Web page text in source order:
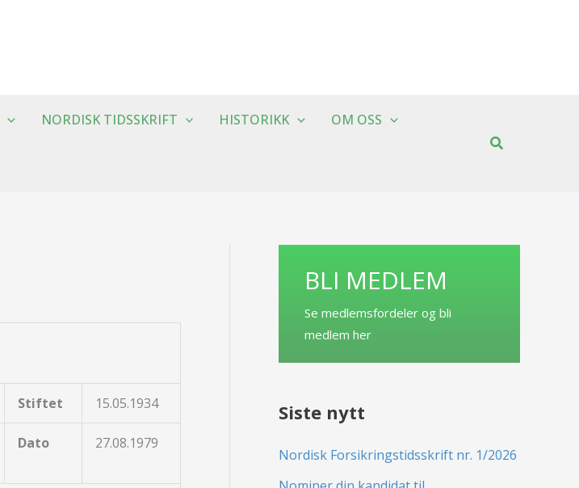
NORDISK TIDSSKRIFT HISTORIKK OM OSS
Stiftet 15.05.1934
Dato 27.08.1979
BLI MEDLEM
Se medlemsfordeler og bli
medlem her
Siste nytt
Nordisk Forsikringstidsskrift nr. 1/2026